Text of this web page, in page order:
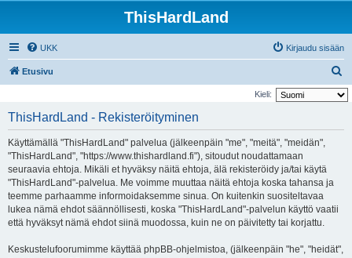
ThisHardLand
UKK Kirjaudu sisään
Etusivu
t
Kieli:
ThisHardLand - Rekisteröityminen
Käyttämällä "ThisHardLand" palvelua (jälkeenpäin "me", "meitä", "meidän",
"ThisHardLand", "https://www.thishardland.fi"), sitoudut noudattamaan
seuraavia ehtoja. Mikäli et hyväksy näitä ehtoja, älä rekisteröidy ja/tai käytä
"ThisHardLand"-palvelua. Me voimme muuttaa näitä ehtoja koska tahansa ja
teemme parhaamme informoidaksemme sinua. On kuitenkin suositeltavaa
lukea nämä ehdot säännöllisesti, koska "ThisHardLand"-palvelun käyttö vaatii
että hyväksyt nämä ehdot siinä muodossa, kuin ne on päivitetty tai korjattu.
Keskustelufoorumimme käyttää phpBB-ohjelmistoa, (jälkeenpäin "he", "heidät",